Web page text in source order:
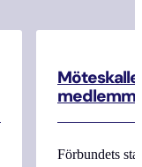
Förbundets